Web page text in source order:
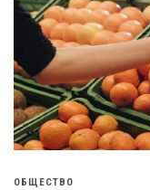
ОБЩЕСТВО